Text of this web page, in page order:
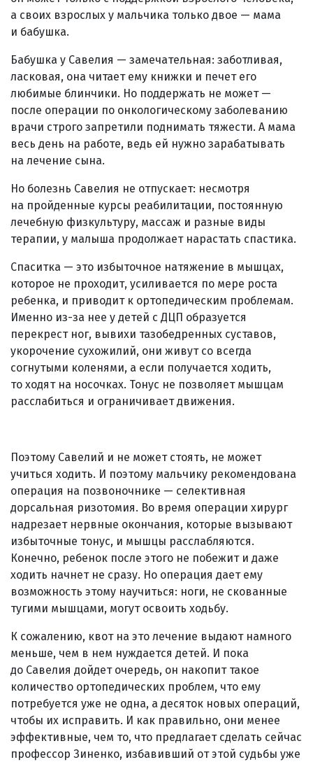
а своих взрослых у мальчика только двое — мама
и бабушка.
Бабушка у Савелия — замечательная: заботливая,
ласковая, она читает ему книжки и печет его
любимые блинчики. Но поддержать не может —
после операции по онкологическому заболеванию
врачи строго запретили поднимать тяжести. А мама
весь день на работе, ведь ей нужно зарабатывать
на лечение сына.
Но болезнь Савелия не отпускает: несмотря
на пройденные курсы реабилитации, постоянную
лечебную физкультуру, массаж и разные виды
терапии, у малыша продолжает нарастать спастика.
Спаситка — это избыточное натяжение в мышцах,
которое не проходит, усиливается по мере роста
ребенка, и приводит к ортопедическим проблемам.
Именно из-за нее у детей с ДЦП образуется
перекрест ног, вывихи тазобедренных суставов,
укорочение сухожилий, они живут со всегда
согнутыми коленями, а если получается ходить,
то ходят на носочках. Тонус не позволяет мышцам
расслабиться и ограничивает движения.
Поэтому Савелий и не может стоять, не может
учиться ходить. И поэтому мальчику рекомендована
операция на позвоночнике — селективная
дорсальная ризотомия. Во время операции хирург
надрезает нервные окончания, которые вызывают
избыточные тонус, и мышцы расслабляются.
Конечно, ребенок после этого не побежит и даже
ходить начнет не сразу. Но операция дает ему
возможность этому научиться: ноги, не скованные
тугими мышцами, могут освоить ходьбу.
К сожалению, квот на это лечение выдают намного
меньше, чем в нем нуждается детей. И пока
до Савелия дойдет очередь, он накопит такое
количество ортопедических проблем, что ему
потребуется уже не одна, а десяток новых операций,
чтобы их исправить. И как правильно, они менее
эффективные, чем то, что предлагает сделать сейчас
профессор Зиненко, избавивший от этой судьбы уже